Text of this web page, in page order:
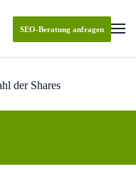
SEO-Beratung anfragen
der Shares